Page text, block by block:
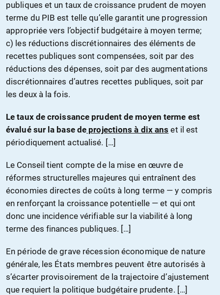
publiques et un taux de croissance prudent de moyen
terme du PIB est telle qu’elle garantit une progression
appropriée vers l’objectif budgétaire à moyen terme;
c) les réductions discrétionnaires des éléments de
recettes publiques sont compensées, soit par des
réductions des dépenses, soit par des augmentations
discrétionnaires d’autres recettes publiques, soit par
les deux à la fois.
Le taux de croissance prudent de moyen terme est
évalué sur la base de projections à dix ans et il est
périodiquement actualisé. […]
Le Conseil tient compte de la mise en œuvre de
réformes structurelles majeures qui entraînent des
économies directes de coûts à long terme — y compris
en renforçant la croissance potentielle — et qui ont
donc une incidence vérifiable sur la viabilité à long
terme des finances publiques. […]
En période de grave récession économique de nature
générale, les États membres peuvent être autorisés à
s’écarter provisoirement de la trajectoire d’ajustement
que requiert la politique budgétaire prudente. […]